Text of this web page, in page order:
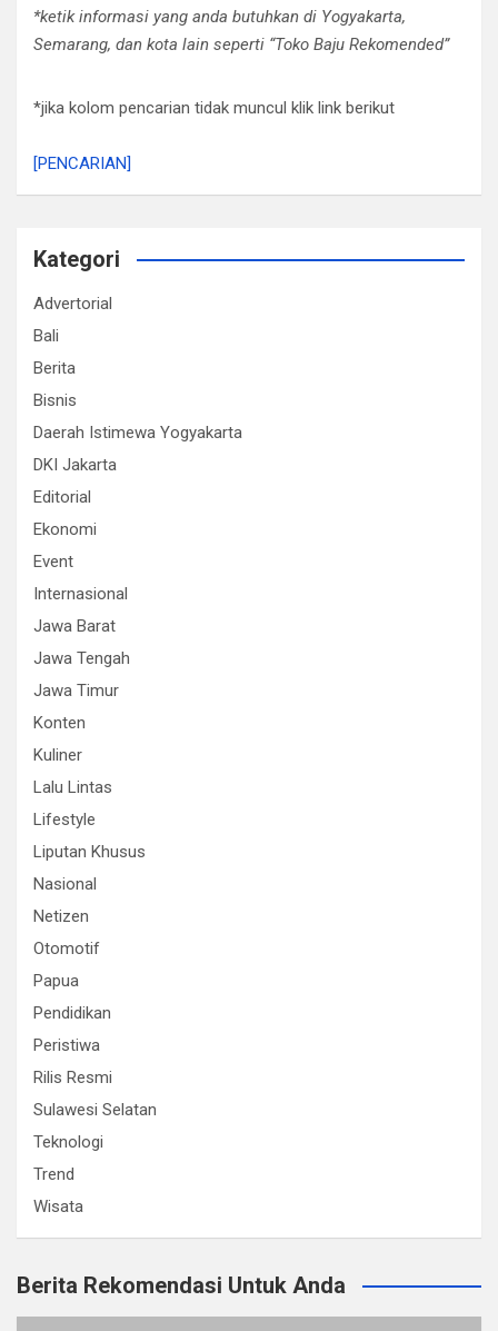
*ketik informasi yang anda butuhkan di Yogyakarta,
Semarang, dan kota lain seperti “Toko Baju Rekomended”
*jika kolom pencarian tidak muncul klik link berikut
[PENCARIAN]
Kategori
Advertorial
Bali
Berita
Bisnis
Daerah Istimewa Yogyakarta
DKI Jakarta
Editorial
Ekonomi
Event
Internasional
Jawa Barat
Jawa Tengah
Jawa Timur
Konten
Kuliner
Lalu Lintas
Lifestyle
Liputan Khusus
Nasional
Netizen
Otomotif
Papua
Pendidikan
Peristiwa
Rilis Resmi
Sulawesi Selatan
Teknologi
Trend
Wisata
Berita Rekomendasi Untuk Anda